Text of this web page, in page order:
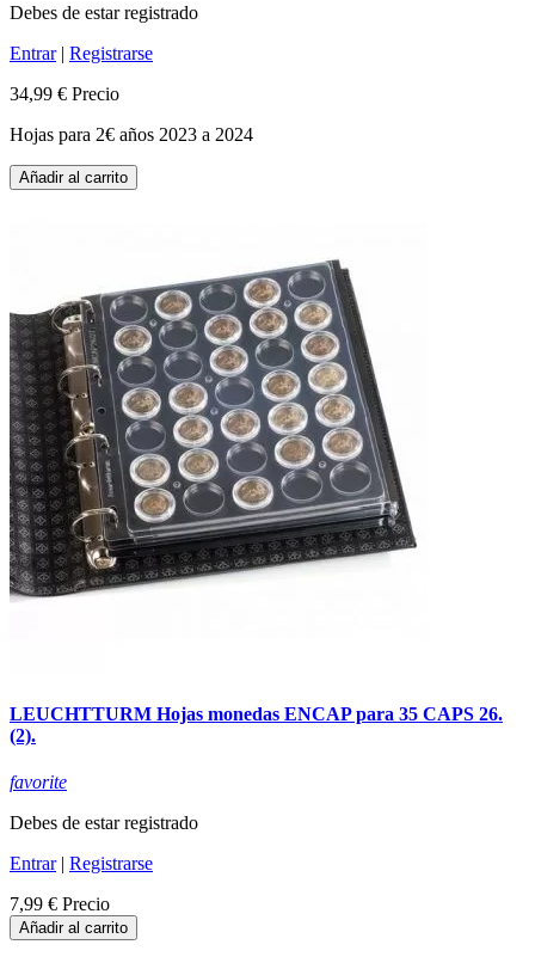
Debes de estar registrado
Entrar| Registrarse
34,99 € Precio
Hojas para 2€ años 2023 a 2024
Añadir al carrito
LEUCHTTURM Hojas monedas ENCAP para 35 CAPS 26.
(2).
favorite
Debes de estar registrado
Entrar| Registrarse
7,99 € Precio
Añadir al carrito